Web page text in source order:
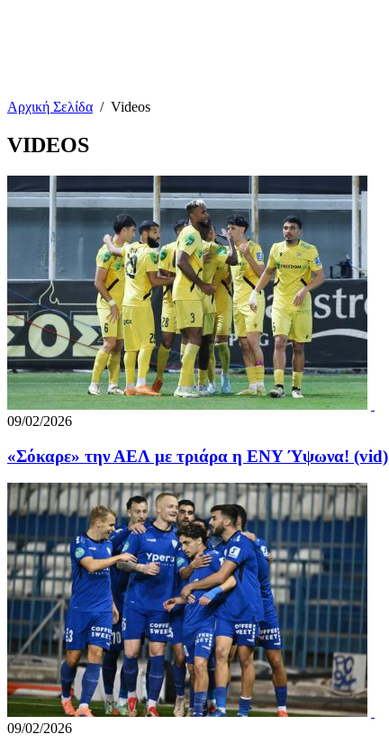
Αρχική Σελίδα / Videos
VIDEOS
09/02/2026
«Σόκαρε» την ΑΕΛ με τριάρα η ΕΝΥ Ύψωνα! (vid)
09/02/2026